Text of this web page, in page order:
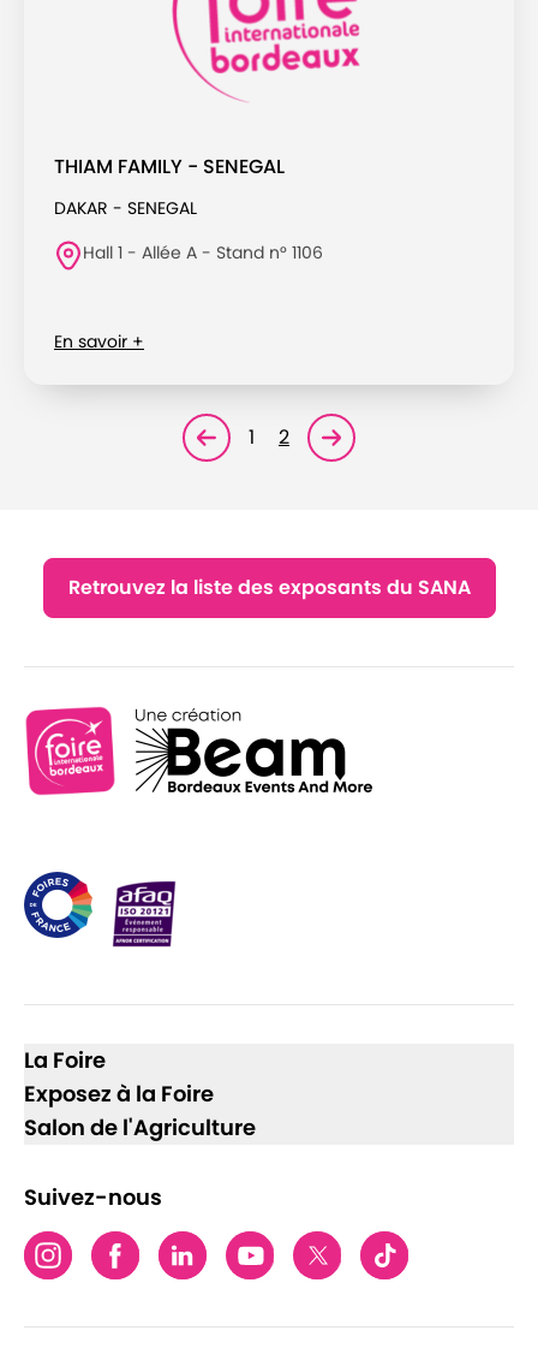
THIAM FAMILY - SENEGAL
DAKAR - SENEGAL
Hall 1 - Allée A - Stand n° 1106
En savoir +
Page précédente
1 2 Page suivante<
Retrouvez la liste des exposants du SANA
La Foire
Exposez à la Foire
Salon de l'Agriculture
Suivez-nous